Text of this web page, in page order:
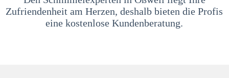
Zufriendenheit am Herzen, deshalb bieten die Profis
eine kostenlose Kundenberatung.